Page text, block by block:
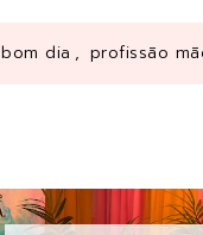
bom dia , profissão